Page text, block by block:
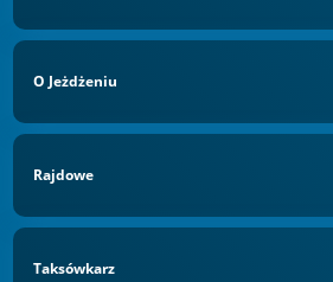
O Jeżdżeniu
Rajdowe
Taksówkarz